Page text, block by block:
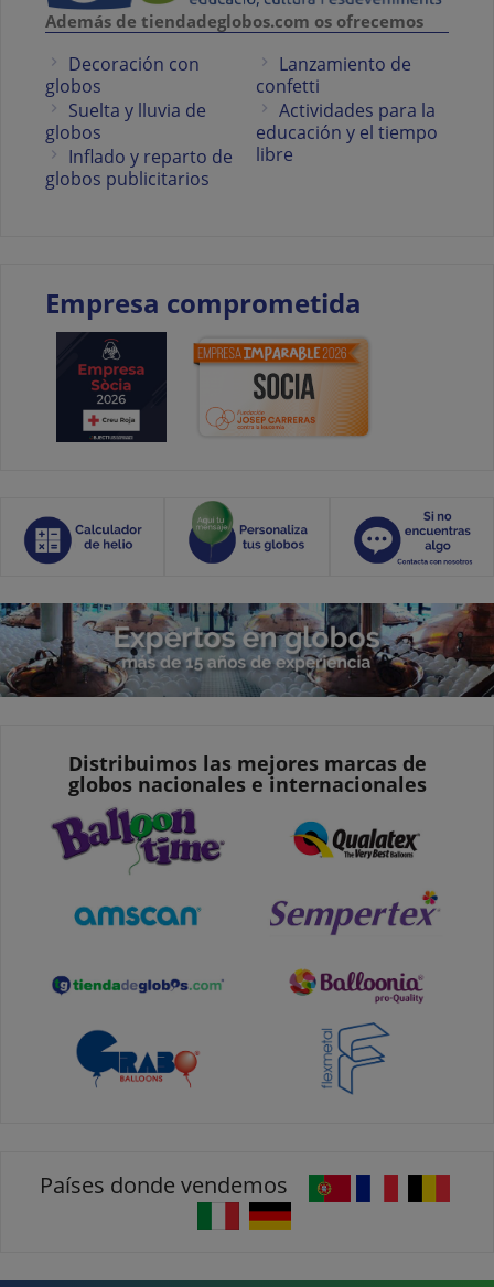
Además de tiendadeglobos.com os ofrecemos
Decoración con
globos
Suelta y lluvia de
globos
Inflado y reparto de
globos publicitarios
Lanzamiento de
confetti
Actividades para la
educación y el tiempo
libre
Empresa comprometida
Distribuimos las mejores marcas de
globos nacionales e internacionales
Países donde vendemos